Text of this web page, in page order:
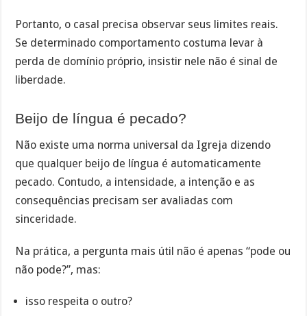
Portanto, o casal precisa observar seus limites reais.
Se determinado comportamento costuma levar à
perda de domínio próprio, insistir nele não é sinal de
liberdade.
Beijo de língua é pecado?
Não existe uma norma universal da Igreja dizendo
que qualquer beijo de língua é automaticamente
pecado. Contudo, a intensidade, a intenção e as
consequências precisam ser avaliadas com
sinceridade.
Na prática, a pergunta mais útil não é apenas “pode ou
não pode?”, mas:
isso respeita o outro?